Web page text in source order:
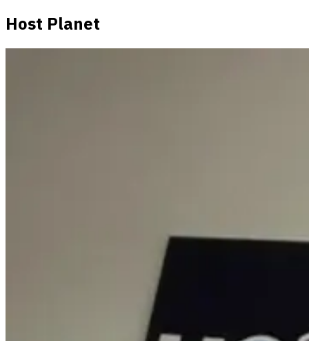
Host Planet